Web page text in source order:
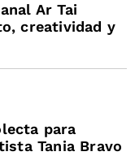
Ar Tai
creatividad y
para
Tania Bravo